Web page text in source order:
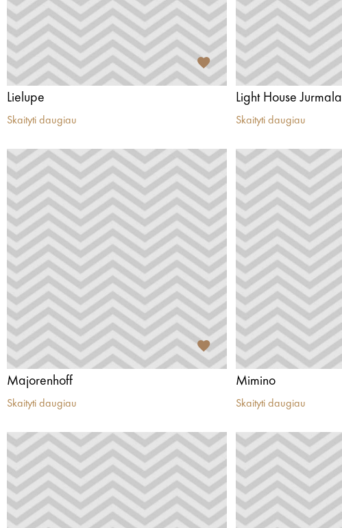
Lielupe
Skaityti daugiau
Light House Jurmala
Skaityti daugiau
Majorenhoff
Skaityti daugiau
Mimino
Skaityti daugiau